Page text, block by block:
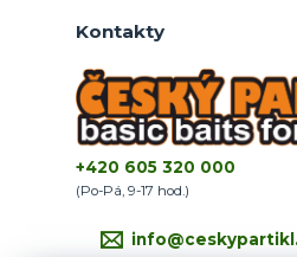
Kontakty
+420 605 320 000
(Po-Pá, 9-17 hod.)